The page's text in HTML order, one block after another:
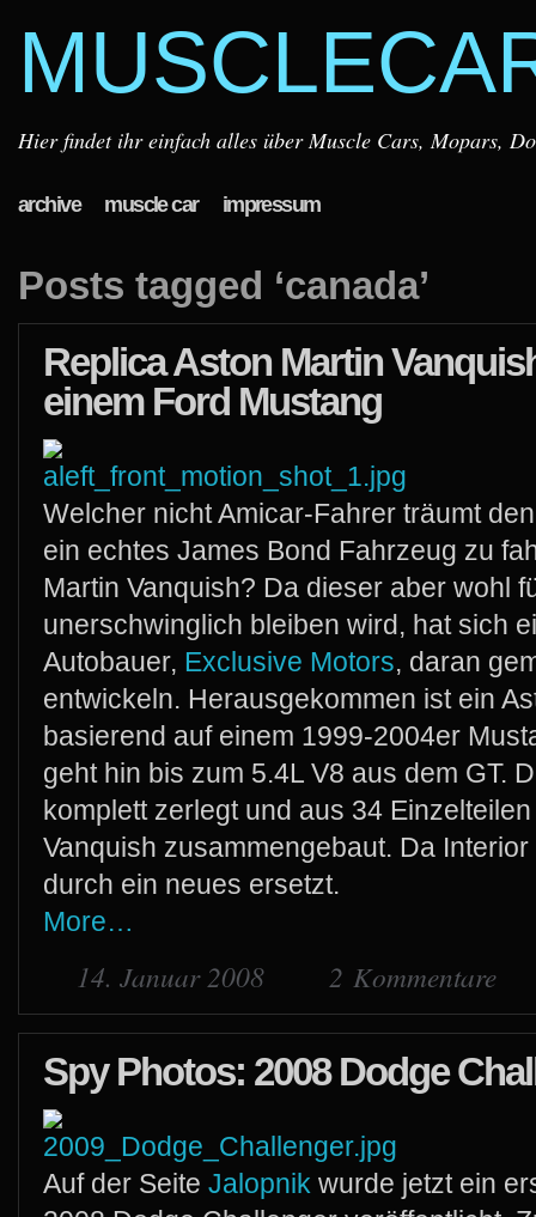
Hier findet ihr einfach alles über Muscle Cars, Mopars,
archive muscle car impressum
Posts tagged ‘canada’
Replica Aston Martin
einem Ford Mustang
Welcher nicht Amicar-Fahrer träumt
ein echtes James Bond Fahrzeug zu
Martin Vanquish? Da dieser aber wohl
unerschwinglich bleiben wird, hat sich
Autobauer, Exclusive Motors, daran
entwickeln. Herausgekommen ist ein
basierend auf einem 1999-2004er
geht hin bis zum 5.4L V8 aus dem GT.
komplett zerlegt und aus 34
Vanquish zusammengebaut. Da
durch ein neues ersetzt.
More…
14. Januar 2008 2 Kommentare
Spy Photos: 2008 Dodge
Auf der Seite Jalopnik wurde jetzt ein